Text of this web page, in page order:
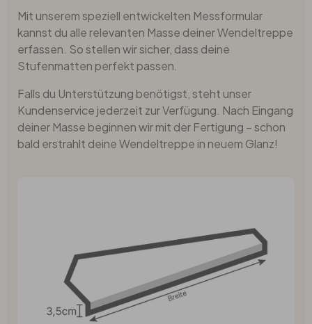
Mit unserem speziell entwickelten Messformular
kannst du alle relevanten Masse deiner Wendeltreppe
erfassen. So stellen wir sicher, dass deine
Stufenmatten perfekt passen.
Falls du Unterstützung benötigst, steht unser
Kundenservice jederzeit zur Verfügung. Nach Eingang
deiner Masse beginnen wir mit der Fertigung – schon
bald erstrahlt deine Wendeltreppe in neuem Glanz!